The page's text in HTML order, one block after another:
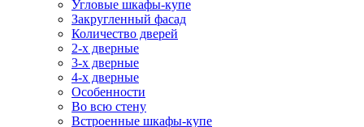
Угловые шкафы-купе
Закругленный фасад
Количество дверей
2-х дверные
3-х дверные
4-х дверные
Особенности
Во всю стену
Встроенные шкафы-купе